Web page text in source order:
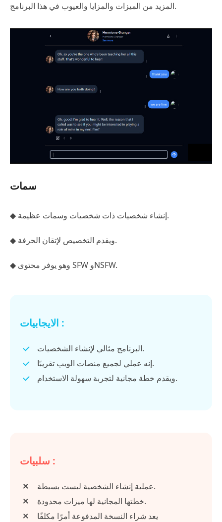
المزيد من الميزات والمزايا والعيوب في هذا البرنامج.
سمات
◆ إنشاء شخصيات ذات شخصيات وسمات عظيمة.
◆ ويقدم التخصيص لإتقان الحرفة.
◆ وهو يوفر محتوى SFW وNSFW.
الايجابيات :
البرنامج مثالي لإنشاء الشخصيات.
إنه عملي لجميع منصات الويب تقريبًا.
ويقدم خطة مجانية لتجربة سهولة الاستخدام.
سلبيات :
عملية إنشاء الشخصية ليست بسيطة.
خطتها المجانية لها ميزات محدودة.
يعد شراء النسخة المدفوعة أمرًا مكلفًا